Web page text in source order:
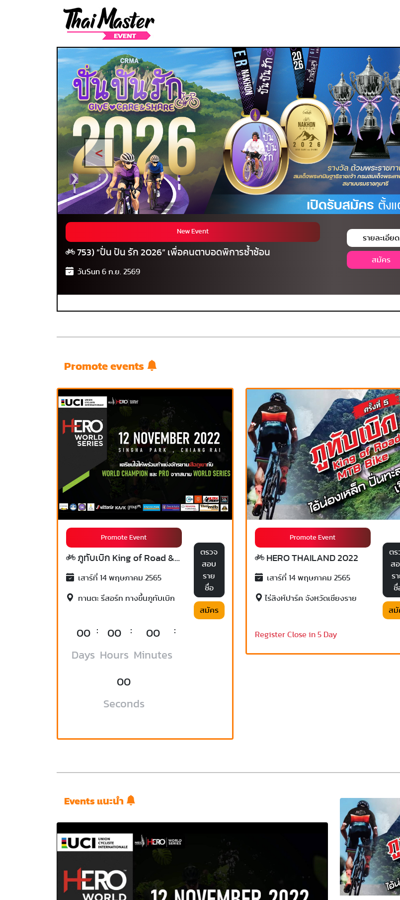
New Event
753) “ปั่น ปัน รัก 2026” เพื่อคนตาบอดพิการซ้ำซ้อน
วันSun 6 ก.ย. 2569
รายละเอียด
สมัคร
Promote events
Promote Event
ภูทับเบิก King of Road & MTB ครั้งที่ 5
เสาร์ที่ 14 พฤษภาคม 2565
ทานตะ รีสอร์ท ทางขึ้นภูทับเบิก
00
Days
:
00
Hours
:
00
Minutes
:
00
Seconds
ตรวจ
สอบ
ราย
ชื่อ
สมัคร
Promote Event
HERO THAILAND 2022
เสาร์ที่ 14 พฤษภาคม 2565
ไร่สิงห์ปาร์ค จังหวัดเชียงราย
Register Close in 5 Day
ตร
ส
ร
ชื่
สมั
Events แนะนำ